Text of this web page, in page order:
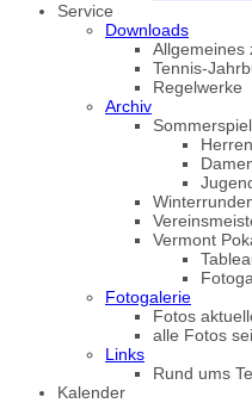
Service
Downloads
Allgemeines
Tennis-
Regelwerke
Archiv
Vermont
Fotogalerie
Fotos
alle Fotos
Links
Rund ums
Kalender